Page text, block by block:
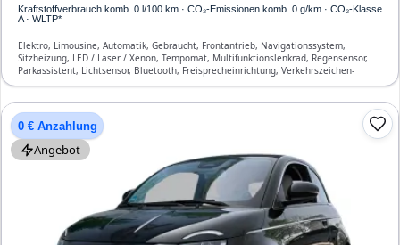
Kraftstoffverbrauch komb. 0 l/100 km · CO₂-Emissionen komb. 0 g/km · CO₂-Klasse
A · WLTP*
Elektro, Limousine, Automatik, Gebraucht, Frontantrieb, Navigationssystem,
Sitzheizung, LED / Laser / Xenon, Tempomat, Multifunktionslenkrad, Regensensor,
Parkassistent, Lichtsensor, Bluetooth, Freisprecheinrichtung, Verkehrszeichen-
Erkennung, ABS, Klimaautomatik, Front-, Seiten- und weitere Airbags
0 € Anzahlung
Angebot